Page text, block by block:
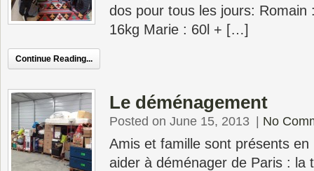
dos pour tous les jours: Romain
16kg Marie : 60l + […]
Continue Reading...
Le déménagement
Posted on June 15, 2013 No
Amis et famille sont présents
aider à déménager de Paris : la